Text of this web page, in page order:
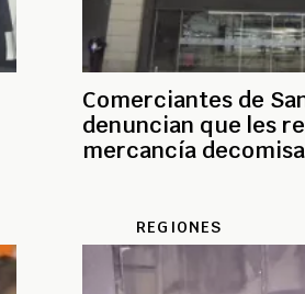
Comerciantes de
denuncian que les
mercancía
REGIONES